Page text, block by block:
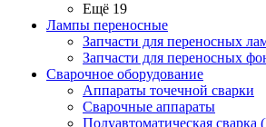
Ещё 19
Лампы переносные
Запчасти для переносных
Запчасти для переносных
Сварочное оборудование
Аппараты точечной сварки
Сварочные аппараты
Полуавтоматическая